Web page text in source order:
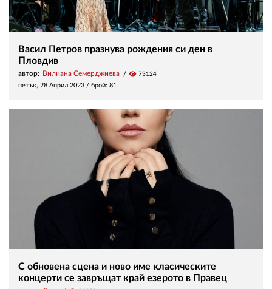
Васил Петров празнува рождения си ден в
Пловдив
автор: Вилиана Семерджиева visibility 73124
петък, 28 Април 2023 / брой: 81
С обновенa сцена и ново име класическите
концерти се завръщат край езерото в Правец